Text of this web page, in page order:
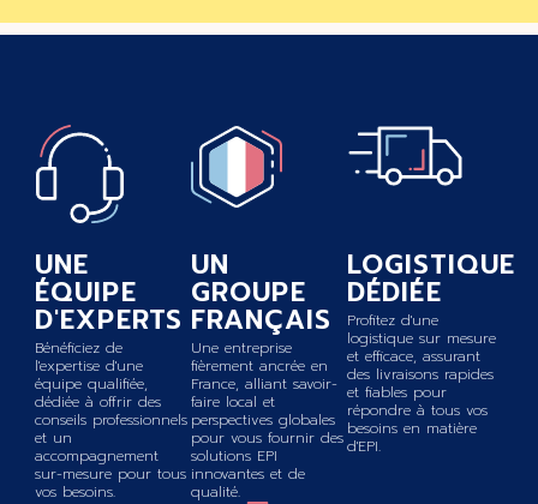
UNE
ÉQUIPE
D'EXPERTS
Bénéficiez de
l'expertise d'une
équipe qualifiée,
dédiée à offrir des
conseils professionnels
et un
accompagnement
sur-mesure pour tous
vos besoins.
UN
GROUPE
FRANÇAIS
Une entreprise
fièrement ancrée en
France, alliant savoir-
faire local et
perspectives globales
pour vous fournir des
solutions EPI
innovantes et de
qualité.
LOGISTIQUE
DÉDIÉE
Profitez d'une
logistique sur mesure
et efficace, assurant
des livraisons rapides
et fiables pour
répondre à tous vos
besoins en matière
d'EPI.